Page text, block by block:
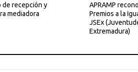
de recepción y
mediadora
APRAMP
Premios a la
JSEx
Extremadura)